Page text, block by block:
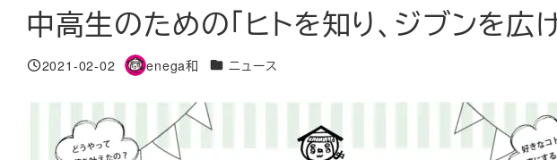
中高生のための「ヒトを知り、ジブンを
投稿日
2021-02-02
著
enega和 カテゴリー
ニュース